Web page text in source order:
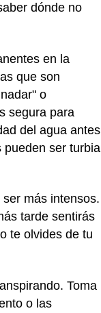
dónde no
en la
que son
o
segura para
del agua antes
pueden ser turbia
más intensos.
tarde sentirás
te olvides de tu
Toma
o las